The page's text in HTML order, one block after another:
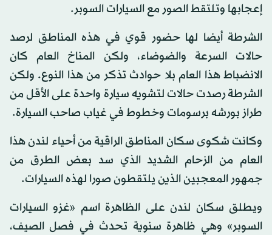
إعجابها وتلتقط الصور مع السيارات السوبر.
الشرطة أيضا لها حضور قوي في هذه المناطق لرصد
حالات السرعة والضوضاء، ولكن المناخ العام كان
الانضباط هذا العام بلا حوادث تذكر من هذا النوع. ولكن
الشرطة رصدت حالات لتشويه سيارة واحدة على الأقل من
طراز بورشه برسومات وخطوط في غياب صاحب السيارة.
وكانت شكوى سكان المناطق الراقية من أحياء لندن هذا
العام من الزحام الشديد الذي سد بعض الطرق من
جمهور المعجبين الذين يلتقطون صورا لهذه السيارات.
ويطلق سكان لندن على الظاهرة اسم «غزو السيارات
السوبر» وهي ظاهرة سنوية تحدث في فصل الصيف،